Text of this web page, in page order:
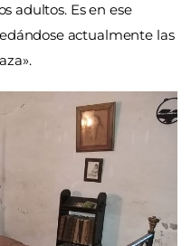
adultos. Es en ese
actualmente las